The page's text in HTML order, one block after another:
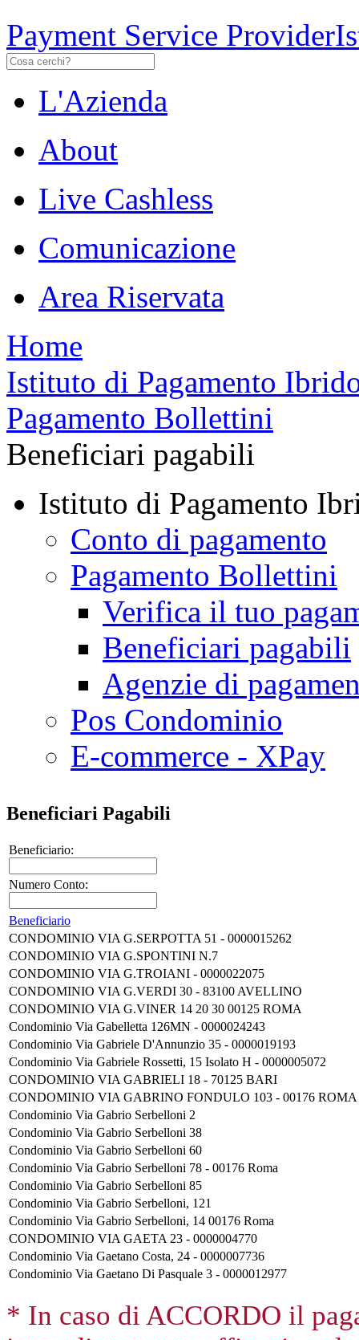
Payment Service Provider
L'Azienda
About
Live Cashless
Comunicazione
Area Riservata
Home
Istituto di Pagamento
Pagamento Bollettini
Beneficiari pagabili
Istituto di Pagamento
Conto di pagamento
Pagamento Bollettini
Verifica il tuo
Beneficiari pagabili
Agenzie di
Pos Condominio
E-commerce - XPay
Beneficiari Pagabili
Beneficiario:
Numero Conto:
Beneficiario
CONDOMINIO VIA G.SERPOTTA 51 - 0000015262
CONDOMINIO VIA G.SPONTINI N.7
CONDOMINIO VIA G.TROIANI - 0000022075
CONDOMINIO VIA G.VERDI 30 - 83100 AVELLINO
CONDOMINIO VIA G.VINER 14 20 30 00125 ROMA
Condominio Via Gabelletta 126MN - 0000024243
Condominio Via Gabriele D'Annunzio 35 - 0000019193
Condominio Via Gabriele Rossetti, 15 Isolato H - 0000005072
CONDOMINIO VIA GABRIELI 18 - 70125 BARI
CONDOMINIO VIA GABRINO FONDULO 103 - 00176 ROMA
Condominio Via Gabrio Serbelloni 2
Condominio Via Gabrio Serbelloni 38
Condominio Via Gabrio Serbelloni 60
Condominio Via Gabrio Serbelloni 78 - 00176 Roma
Condominio Via Gabrio Serbelloni 85
Condominio Via Gabrio Serbelloni, 121
Condominio Via Gabrio Serbelloni, 14 00176 Roma
CONDOMINIO VIA GAETA 23 - 0000004770
Condominio Via Gaetano Costa, 24 - 0000007736
Condominio Via Gaetano Di Pasquale 3 - 0000012977
* In caso di ACCORDO il